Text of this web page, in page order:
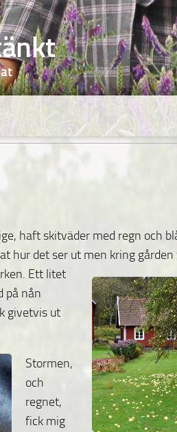
haft skitväder med regn och
hur det ser ut men kring gården
Ett litet
på nån
givetvis ut
Stormen,
och
regnet,
fick mig